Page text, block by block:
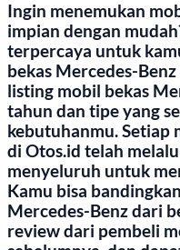
Ingin menemukan
impian dengan
terpercaya untuk
bekas Mercedes-
listing mobil bekas
tahun dan tipe yang
kebutuhanmu. Setiap
di Otos.id telah
menyeluruh untuk
Kamu bisa
Mercedes-Benz dari
review dari pembeli